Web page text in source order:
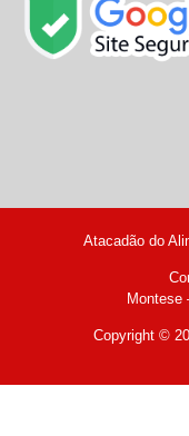
Atacadão do
Montese
Copyright ©